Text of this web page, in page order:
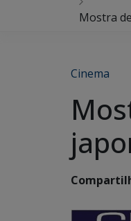
Mostra
Cinema